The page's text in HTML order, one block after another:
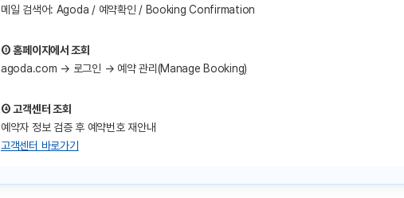
메일 검색어: Agoda / 예약확인 / Booking Confirmation
③ 홈페이지에서 조회
agoda.com → 로그인 → 예약 관리(Manage Booking)
④ 고객센터 조회
예약자 정보 검증 후 예약번호 재안내
고객센터 바로가기